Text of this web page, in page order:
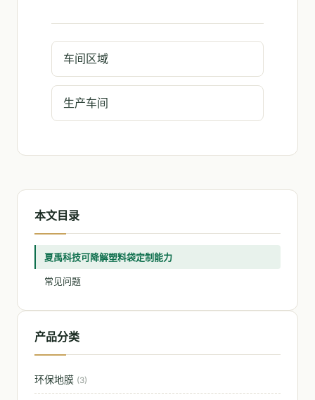
车间区域
生产车间
本文目录
夏禹科技可降解塑料袋定制能力
常见问题
产品分类
环保地膜 (3)